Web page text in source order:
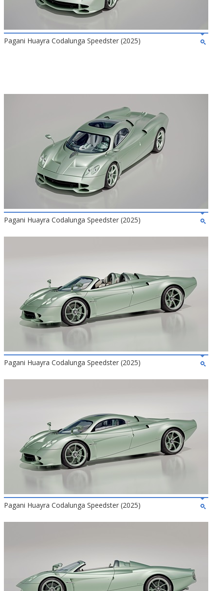
Pagani Huayra Codalunga Speedster (2025)
Pagani Huayra Codalunga Speedster (2025)
Pagani Huayra Codalunga Speedster (2025)
Pagani Huayra Codalunga Speedster (2025)